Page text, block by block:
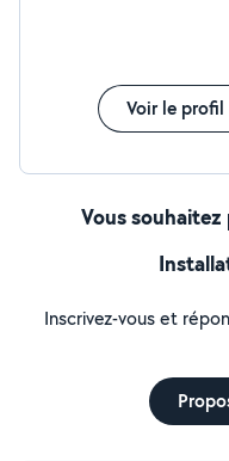
Voir le profil
Vous souhaitez
Inscrivez-vous et